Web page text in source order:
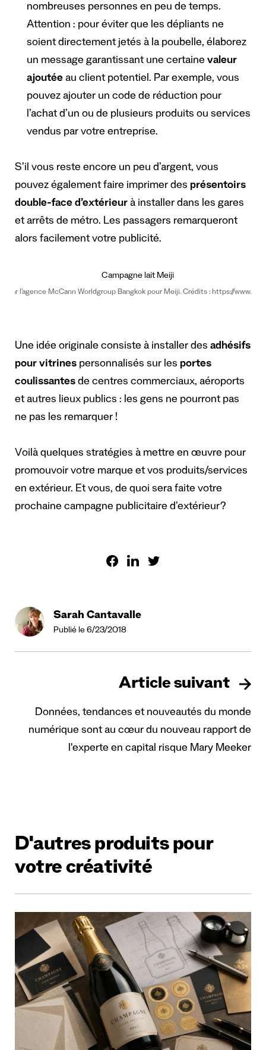
nombreuses personnes en peu de temps.
Attention : pour éviter que les dépliants ne
soient directement jetés à la poubelle, élaborez
un message garantissant une certaine valeur
ajoutée au client potentiel. Par exemple, vous
pouvez ajouter un code de réduction pour
l’achat d’un ou de plusieurs produits ou services
vendus par votre entreprise.
S’il vous reste encore un peu d’argent, vous
pouvez également faire imprimer des présentoirs
double-face d’extérieur à installer dans les gares
et arrêts de métro. Les passagers remarqueront
alors facilement votre publicité.
par l’agence McCann Worldgroup Bangkok pour Meiji. Crédits : https://
Une idée originale consiste à installer des adhésifs
pour vitrines personnalisés sur les portes
coulissantes de centres commerciaux, aéroports
et autres lieux publics : les gens ne pourront pas
ne pas les remarquer !
Voilà quelques stratégies à mettre en œuvre pour
promouvoir votre marque et vos produits/services
en extérieur. Et vous, de quoi sera faite votre
prochaine campagne publicitaire d’extérieur?
Sarah Cantavalle
Publié le 6/23/2018
Article suivant
Données, tendances et nouveautés du monde
numérique sont au cœur du nouveau rapport de
l'experte en capital risque Mary Meeker
D'autres produits pour
votre créativité